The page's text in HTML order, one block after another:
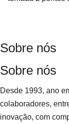
Sobre nós
Sobre nós
Desde 1993, ano
colaboradores,
inovação, com